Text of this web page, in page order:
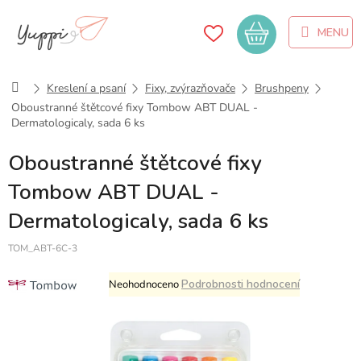
obsah
Nákupní
košík
DomůKreslení a psaní Fixy, zvýrazňovače
Brushpeny
Oboustranné štětcové fixy Tombow ABT DUAL -
Dermatologicaly, sada 6 ks
Oboustranné štětcové fixy
Tombow ABT DUAL -
Dermatologicaly, sada 6 ks
TOM_ABT-6C-3
Průměrné
hodnocení
je
NeohodnocenoPodrobnosti hodnocení